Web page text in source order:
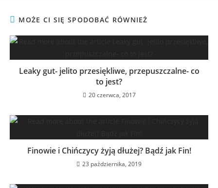
MOŻE CI SIĘ SPODOBAĆ RÓWNIEŻ
Leaky gut- jelito przesiękliwe, przepuszczalne- co
to jest?
20 czerwca, 2017
Finowie i Chińczycy żyją dłużej? Bądź jak Fin!
23 października, 2019